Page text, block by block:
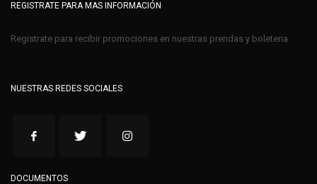
REGISTRATE PARA MAS INFORMACIÓN
Registrate para recibir promociones en nuestras prendas y boleteria
NUESTRAS REDES SOCIALES
DOCUMENTOS